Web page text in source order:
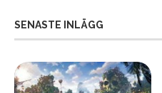
SENASTE INLÄGG